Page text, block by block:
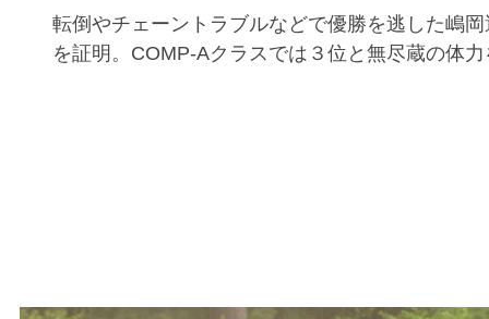
転倒やチェーントラブルなどで優勝を逃した嶋
を証明。COMP-Aクラスでは３位と無尽蔵の体